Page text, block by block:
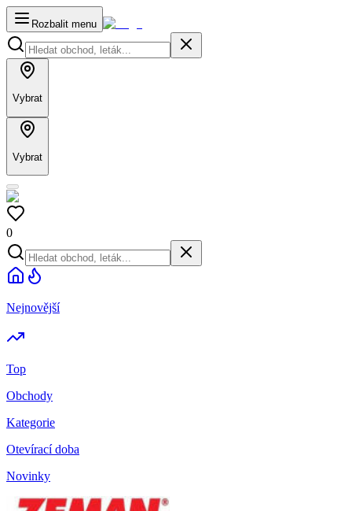
Rozbalit menu
Vybrat
Vybrat
0
Nejnovější
Top
Obchody
Kategorie
Otevírací doba
Novinky